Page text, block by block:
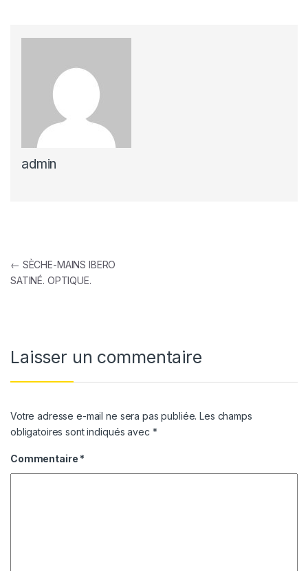
admin
Navigation de l’article
← SÈCHE-MAINS IBERO
SATINÉ. OPTIQUE.
Laisser un commentaire
Votre adresse e-mail ne sera pas publiée. Les champs
obligatoires sont indiqués avec *
Commentaire *